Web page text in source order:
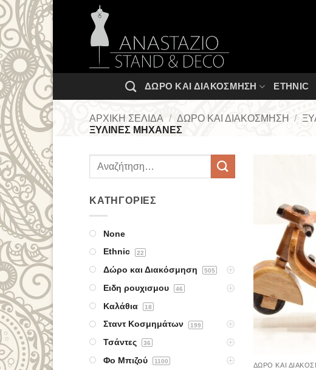
Μετάβαση
στο
περιεχόμενο
ΔΏΡΟ ΚΑΙ ΔΙΑΚΌΣΜΗΣΗ ETHNIC
ΑΡΧΙΚΉ ΣΕΛΊΔΑ / ΔΏΡΟ ΚΑΙ ΔΙΑΚΌΣΜΗΣΗ /
ΞΥΛΙΝΕΣ ΜΗΧΑΝΕΣ
ΚΑΤΗΓΟΡΊΕΣ
None
Ethnic
22
Δώρο και Διακόσμηση 505
Ειδη ρουχισμου 46
Καλάθια 18
Σταντ Κοσμημάτων 199
Τσάντες 36
Φο Μπιζού 1100
ΔΏΡΟ ΚΑΙ